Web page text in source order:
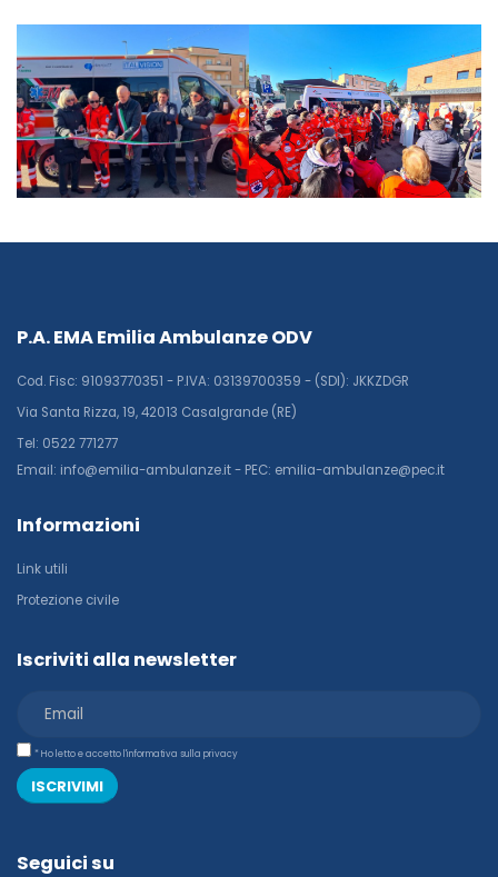
P.A. EMA Emilia Ambulanze ODV
Cod. Fisc: 91093770351 - P.IVA: 03139700359 - (SDI): JKKZDGR
Via Santa Rizza, 19, 42013 Casalgrande (RE)
Tel: 0522 771277
Email: info@emilia-ambulanze.it - PEC: emilia-ambulanze@pec.it
Informazioni
Link utili
Protezione civile
Iscriviti alla newsletter
* Ho letto e accetto l'informativa sulla privacy
ISCRIVIMI
Seguici su